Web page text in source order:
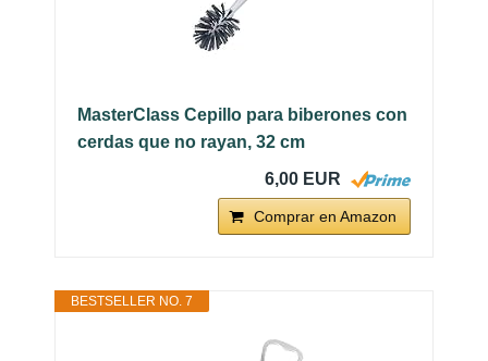
MasterClass Cepillo para biberones con
cerdas que no rayan, 32 cm
6,00 EUR
Comprar en Amazon
BESTSELLER NO. 7